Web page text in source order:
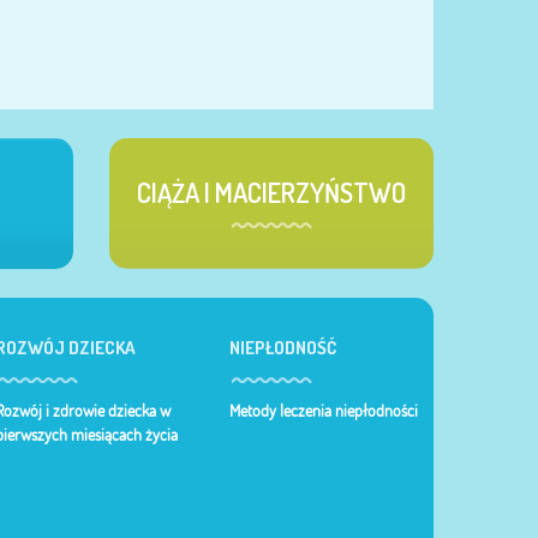
CIĄŻA I MACIERZYŃSTWO
DZIECKA
i zdrowie dziecka w
miesiącach życia
NIEPŁODNOŚĆ
Metody leczenia niepłodności